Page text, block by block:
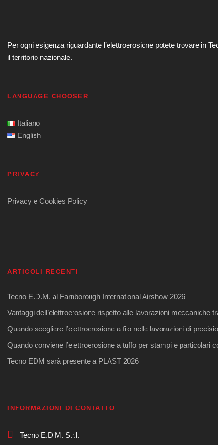
Per ogni esigenza riguardante lʼelettroerosione potete trovare in
il territorio nazionale.
LANGUAGE CHOOSER
Italiano
English
PRIVACY
Privacy e Cookies Policy
ARTICOLI RECENTI
Tecno E.D.M. al Farnborough International Airshow 2026
Vantaggi dell’elettroerosione rispetto alle lavorazioni meccaniche
Quando scegliere l’elettroerosione a filo nelle lavorazioni di
Quando conviene l’elettroerosione a tuffo per stampi e particolari
Tecno EDM sarà presente a PLAST 2026
INFORMAZIONI DI CONTATTO
Tecno E.D.M. S.r.l.